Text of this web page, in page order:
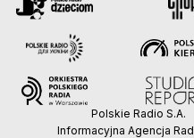
Polskie Radio S.A.
Informacyjna Agencja